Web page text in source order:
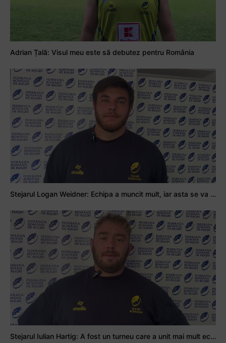
Adrian Țală: Visul meu este să debutez pentru România
Stejarul Logan Weidner: Echipa a muncit mult, iar asta se va vedea în meciurile de la Nations Cup
Stejarul Iulian Hartig: A fost un turneu care a unit mai mult echipa